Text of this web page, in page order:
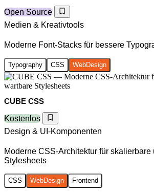
Open Source
Medien & Kreativtools
Moderne Font-Stacks für bessere
Typography CSS WebDesign
CUBE CSS
Kostenlos
Design & UI-Komponenten
Moderne CSS-Architektur für skalierbare
Stylesheets
CSS WebDesign Frontend